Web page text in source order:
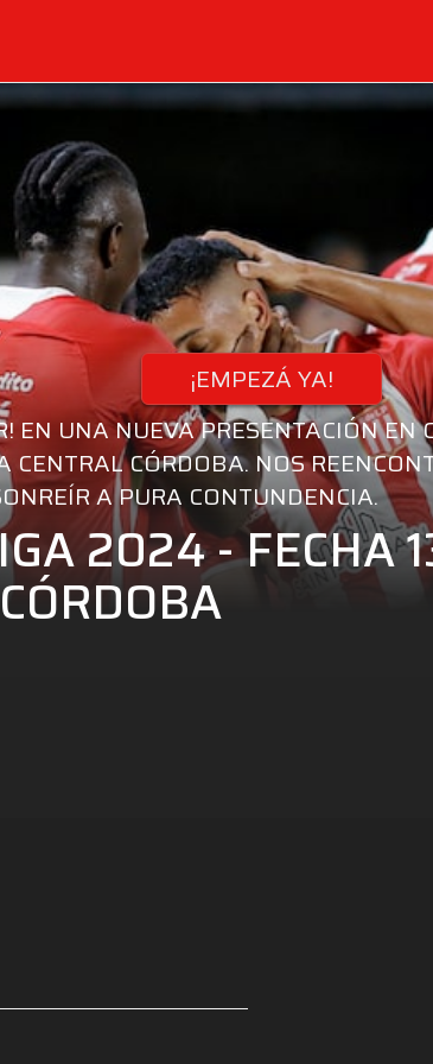
EN UNA NUEVA PRESENTACIÓN
CÓRDOBA. NOS
A PURA CONTUNDENCIA.
2024 - FECHA
¡EMPEZÁ YA!